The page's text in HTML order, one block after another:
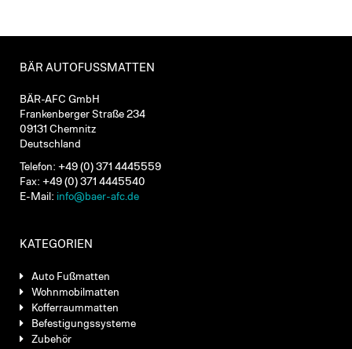
BÄR AUTOFUSSMATTEN
BÄR-AFC GmbH
Frankenberger Straße 234
09131 Chemnitz
Deutschland
Telefon: +49 (0) 371 4445559
Fax: +49 (0) 371 4445540
E-Mail: info@baer-afc.de
KATEGORIEN
Auto Fußmatten
Wohnmobilmatten
Kofferraummatten
Befestigungssysteme
Zubehör